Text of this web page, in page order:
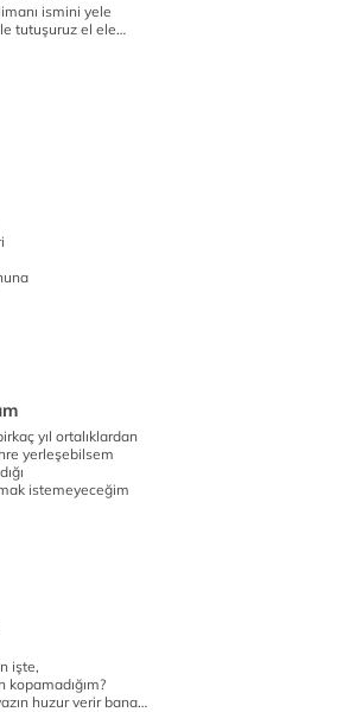
ismini yele
tutuşuruz el ele…
yıl ortalıklardan
yerleşebilsem
istemeyeceğim
işte,
huzur verir bana…